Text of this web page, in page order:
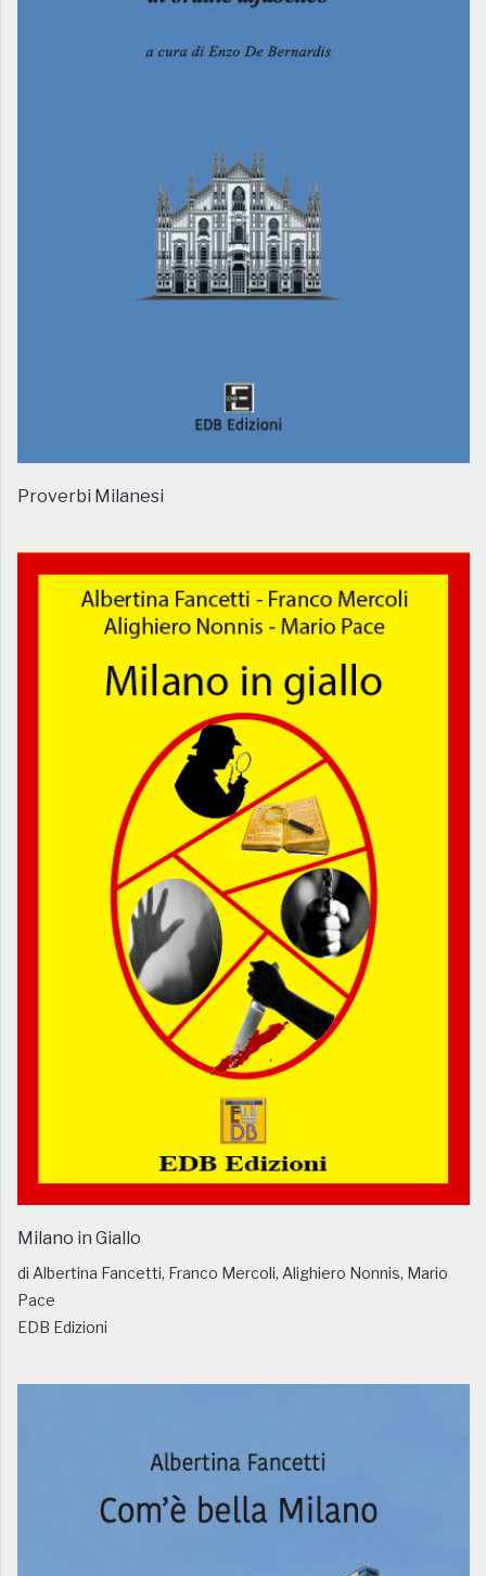
Proverbi Milanesi
Milano in Giallo
di Albertina Fancetti, Franco Mercoli, Alighiero Nonnis, Mario
Pace
EDB Edizioni